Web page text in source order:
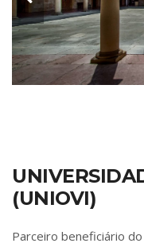
(UNIOVI)
Parceiro beneficiário